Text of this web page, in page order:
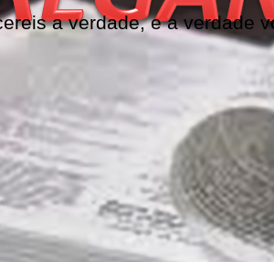
a verdade, e a verdade